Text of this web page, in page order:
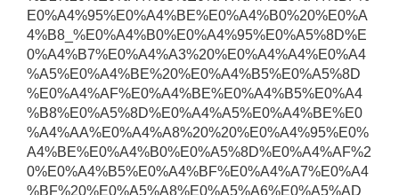
E0%A4%95%E0%A4%BE%E0%A4%B0%20%E0%A
4%B8_%E0%A4%B0%E0%A4%95%E0%A5%8D%E
0%A4%B7%E0%A4%A3%20%E0%A4%A4%E0%A4
%A5%E0%A4%BE%20%E0%A4%B5%E0%A5%8D
%E0%A4%AF%E0%A4%BE%E0%A4%B5%E0%A4
%B8%E0%A5%8D%E0%A4%A5%E0%A4%BE%E0
%A4%AA%E0%A4%A8%20%20%E0%A4%95%E0%
A4%BE%E0%A4%B0%E0%A5%8D%E0%A4%AF%2
0%E0%A4%B5%E0%A4%BF%E0%A4%A7%E0%A4
%BF%20%E0%A5%A8%E0%A5%A6%E0%A5%AD